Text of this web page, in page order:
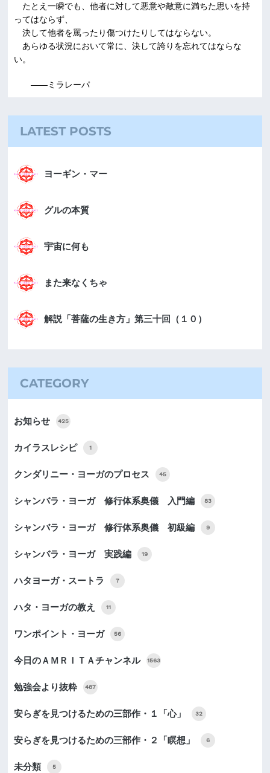
たとえ一瞬でも、他者に対して悪意や敵意に満ちた思いを持
ってはならず、
決して他者を罵ったり傷つけたりしてはならない。
あらゆる状況において常に、決して誇りを忘れてはならな
い。
――ミラレーパ
LATEST POSTS
ヨーギン・マー
グルの本質
宇宙に何も
また来なくちゃ
解説「菩薩の生き方」第三十回（１０）
CATEGORY
お知らせ 425
カイラスレシピ 1
クンダリニー・ヨーガのプロセス 45
シャンバラ・ヨーガ 修行体系奥儀 入門編 83
シャンバラ・ヨーガ 修行体系奥儀 初級編 9
シャンバラ・ヨーガ 実践編 19
ハタヨーガ・スートラ 7
ハタ・ヨーガの教え 11
ワンポイント・ヨーガ 56
今日のＡＭＲＩＴＡチャンネル 1563
勉強会より抜粋 487
安らぎを見つけるための三部作・１「心」 32
安らぎを見つけるための三部作・２「瞑想」 6
未分類 5